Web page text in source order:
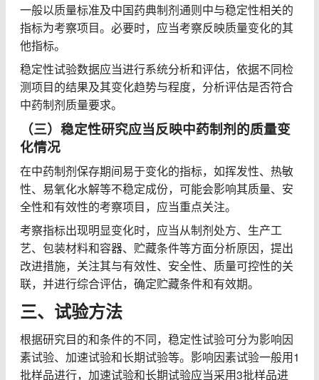
一般以质量标准及中国药典制剂通则中与稳定性相关的
指标为考察项目。必要时，应当考察反映质量变化的其
他指标。
稳定性试验数据应当进行系统分析和评估，依据不同检
测项目的结果及其变化趋势与程度，分析评估是否符合
中药制剂质量要求。
（三）稳定性研究应当反映中药制剂的质量变
化情况
在中药制剂保存期间易于变化的指标，如挥发性、热敏
性、易氧化水解等不稳定成份，可能会影响其质量、安
全性和有效性的考察项目，应当重点关注。
考察指标出现明显变化时，应当从制剂处方、生产工
艺、包装材料和容器、贮藏条件等方面分析原因，提出
改进措施，关注其与有效性、安全性、质量可控性的关
联，并进行综合评估，确定贮藏条件和有效期。
三、试验方法
根据研究目的和条件的不同，稳定性试验可分为影响因
素试验、加速试验和长期试验等。影响因素试验一般用1
批样品进行，加速试验和长期试验应当采用3批样品进